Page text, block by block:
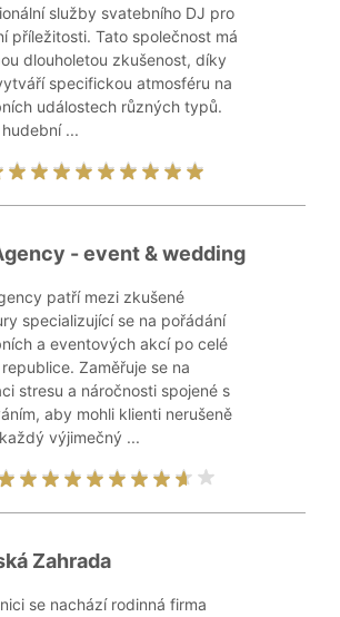
služby svatebního DJ pro
příležitosti. Tato společnost má
dlouholetou zkušenost, díky
specifickou atmosféru na
událostech různých typů.
...
- event & wedding
patří mezi zkušené
specializující se na pořádání
a eventových akcí po celé
Zaměřuje se na
stresu a náročnosti spojené s
aby mohli klienti nerušeně
výjimečný ...
Zahrada
se nachází rodinná firma